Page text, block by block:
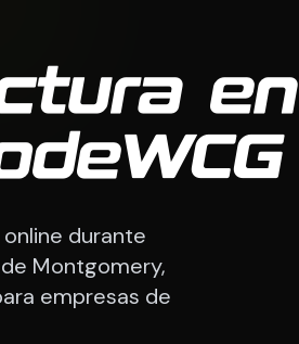
en
durante
Montgomery,
empresas de